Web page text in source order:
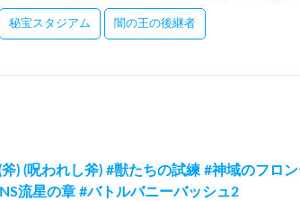
秘宝スタジアム 闇の王の後継者
) (呪われし斧) #獣たちの試練 #神域のフロン
流星の章 #バトルバニーバッシュ2